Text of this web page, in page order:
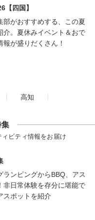
【四国】
部がおすすめする、この夏
介。夏休みイベント＆おで
が盛りだくさん！
高知
集
ビティ情報をお届け
ランピングからBBQ、アス
非日常体験を存分に堪能で
スポットを紹介